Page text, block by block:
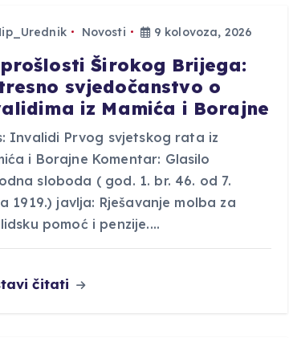
Novosti 9 kolovoza, 2026
Širokog Brijega:
svjedočanstvo o
iz Mamića i Borajne
Invalidi Prvog svjetskog rata iz
i Borajne Komentar: Glasilo
sloboda ( god. 1. br. 46. od 7.
1919.) javlja: Rješavanje molba za
pomoć i penzije.…
čitati